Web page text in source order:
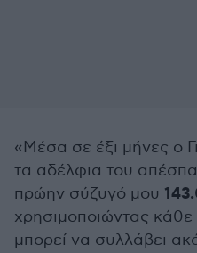
«Μέσα σε έξι μήνες ο
τα αδέλφια του
πρώην σύζυγό μου
χρησιμοποιώντας κάθε
μπορεί να συλλάβει